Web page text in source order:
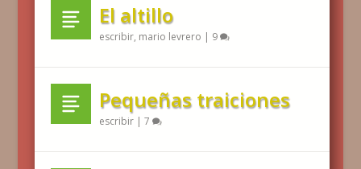
El altillo
escribir, mario levrero | 9
Pequeñas traiciones
escribir| 7